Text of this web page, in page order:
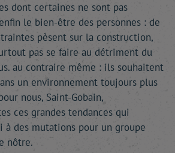
dont certaines ne sont pas
le bien-être des personnes : de
pèsent sur la construction,
pas se faire au détriment du
au contraire même : ils souhaitent
un environnement toujours plus
nous, Saint-Gobain,
ces grandes tendances qui
à des mutations pour un groupe
nôtre.